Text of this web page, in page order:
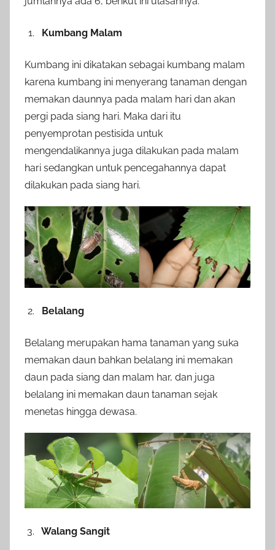
Kumbang Malam
Kumbang ini dikatakan sebagai kumbang malam
karena kumbang ini menyerang tanaman dengan
memakan daunnya pada malam hari dan akan
pergi pada siang hari. Maka dari itu
penyemprotan pestisida untuk
mengendalikannya juga dilakukan pada malam
hari sedangkan untuk pencegahannya dapat
dilakukan pada siang hari.
Belalang
Belalang merupakan hama tanaman yang suka
memakan daun bahkan belalang ini memakan
daun pada siang dan malam har, dan juga
belalang ini memakan daun tanaman sejak
menetas hingga dewasa.
Walang Sangit